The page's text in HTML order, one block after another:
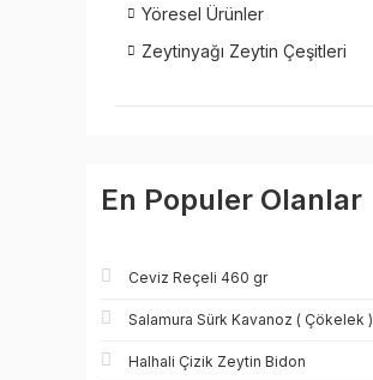
Yöresel Ürünler
Zeytinyağı Zeytin Çeşitleri
En Populer Olanlar
Ceviz Reçeli 460 gr
Salamura Sürk Kavanoz ( Çökelek )
Halhali Çizik Zeytin Bidon